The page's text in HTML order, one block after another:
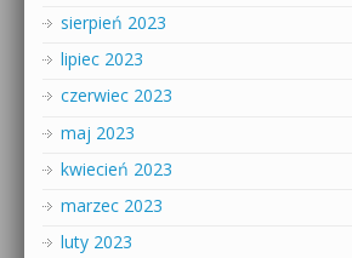
sierpień 2023
lipiec 2023
czerwiec 2023
maj 2023
kwiecień 2023
marzec 2023
luty 2023